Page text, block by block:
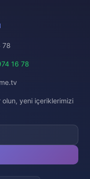
78
16 78
yeni içeriklerimizi